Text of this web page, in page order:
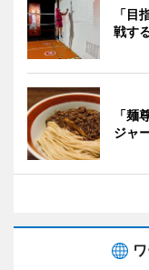
「目
戦す
「麺
ジャ